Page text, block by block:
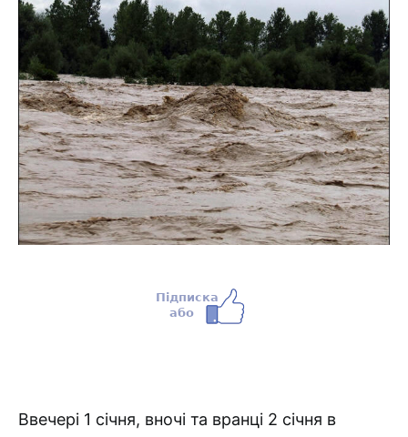
Ввечері 1 січня, вночі та вранці 2 січня в